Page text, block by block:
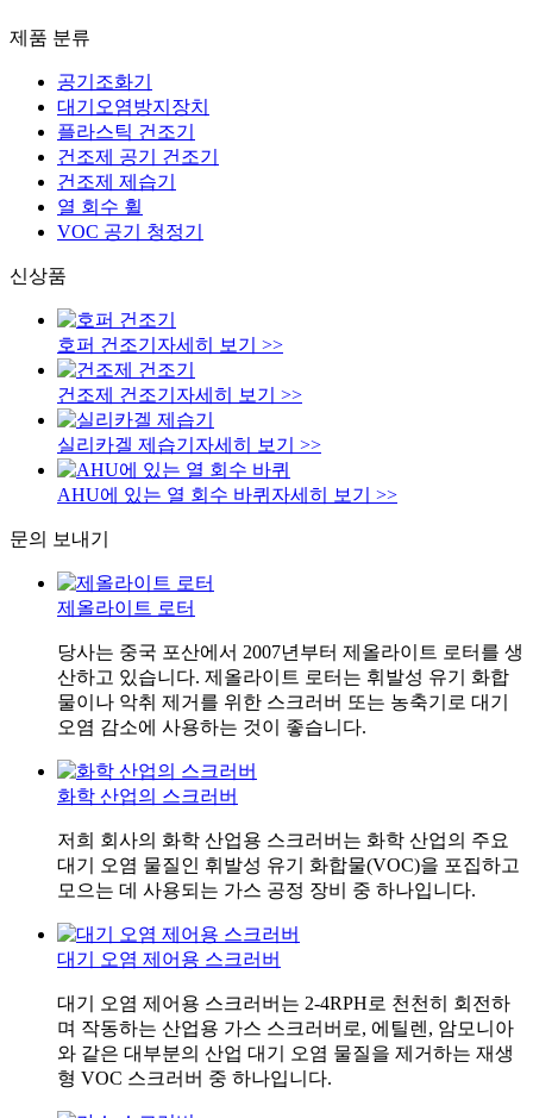
제품 분류
공기조화기
대기오염방지장치
플라스틱 건조기
건조제 공기 건조기
건조제 제습기
열 회수 휠
VOC 공기 청정기
신상품
호퍼 건조기 자세히 보기 >>
건조제 건조기 자세히 보기 >>
실리카겔 제습기 자세히 보기 >>
AHU에 있는 열 회수 바퀴 자세히 보기 >>
문의 보내기
제올라이트 로터
당사는 중국 포산에서 2007년부터 제올라이트 로터를 생
산하고 있습니다. 제올라이트 로터는 휘발성 유기 화합
물이나 악취 제거를 위한 스크러버 또는 농축기로 대기
오염 감소에 사용하는 것이 좋습니다.
화학 산업의 스크러버
저희 회사의 화학 산업용 스크러버는 화학 산업의 주요
대기 오염 물질인 휘발성 유기 화합물(VOC)을 포집하고
모으는 데 사용되는 가스 공정 장비 중 하나입니다.
대기 오염 제어용 스크러버
대기 오염 제어용 스크러버는 2-4RPH로 천천히 회전하
며 작동하는 산업용 가스 스크러버로, 에틸렌, 암모니아
와 같은 대부분의 산업 대기 오염 물질을 제거하는 재생
형 VOC 스크러버 중 하나입니다.